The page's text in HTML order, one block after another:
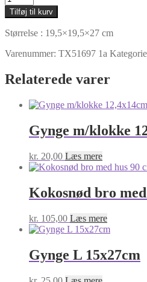
PINE
WOOD
antal
Tilføj til kurv
Størrelse : 19,5×19,5×27 cm
Varenummer: TX51697 1a
Relaterede varer
Gynge m/klokke
kr. 20,00 Læs mere
Kokosnød bro
kr. 105,00 Læs mere
Gynge L 15x27cm